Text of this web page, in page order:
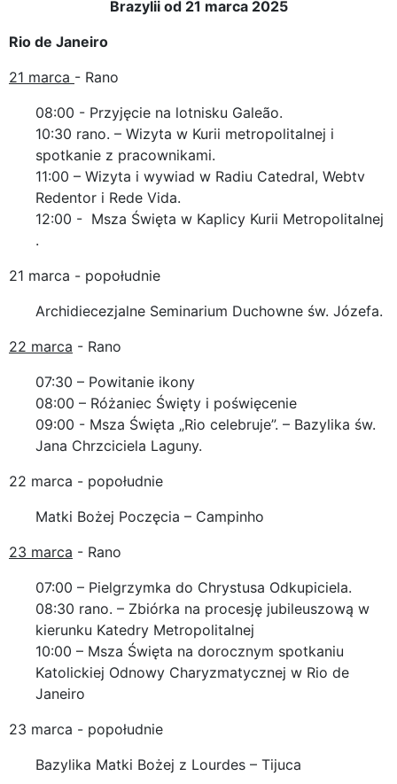
Brazylii od 21 marca 2025
Rio de Janeiro
21 marca - Rano
08:00 - Przyjęcie na lotnisku Galeão.
10:30 rano. – Wizyta w Kurii metropolitalnej i
spotkanie z pracownikami.
11:00 – Wizyta i wywiad w Radiu Catedral, Webtv
Redentor i Rede Vida.
12:00 - Msza Święta w Kaplicy Kurii Metropolitalnej
.
21 marca - popołudnie
Archidiecezjalne Seminarium Duchowne św. Józefa.
22 marca - Rano
07:30 – Powitanie ikony
08:00 – Różaniec Święty i poświęcenie
09:00 - Msza Święta „Rio celebruje”. – Bazylika św.
Jana Chrzciciela Laguny.
22 marca - popołudnie
Matki Bożej Poczęcia – Campinho
23 marca - Rano
07:00 – Pielgrzymka do Chrystusa Odkupiciela.
08:30 rano. – Zbiórka na procesję jubileuszową w
kierunku Katedry Metropolitalnej
10:00 – Msza Święta na dorocznym spotkaniu
Katolickiej Odnowy Charyzmatycznej w Rio de
Janeiro
23 marca - popołudnie
Bazylika Matki Bożej z Lourdes – Tijuca